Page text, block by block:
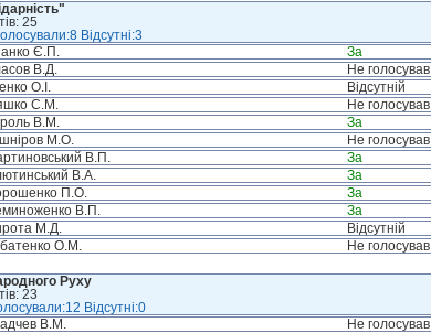
25
Відсутні:3
Є.П.
За
В.Д.
Не голосував
О.І.
Відсутній
С.М.
Не голосував
В.М.
За
М.О.
Не голосував
В.П.
За
В.А.
За
П.О.
За
В.П.
За
М.Д.
Відсутній
О.М.
Не голосував
Руху
23
Відсутні:0
В.М.
Не голосував